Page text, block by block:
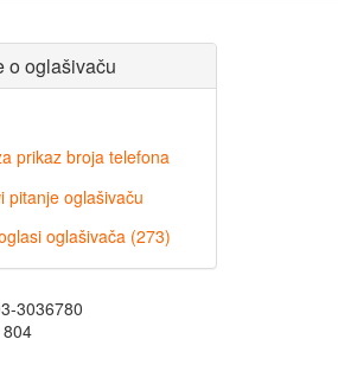
o oglašivaču
prikaz broja telefona
pitanje oglašivaču
oglašivača (273)
3036780